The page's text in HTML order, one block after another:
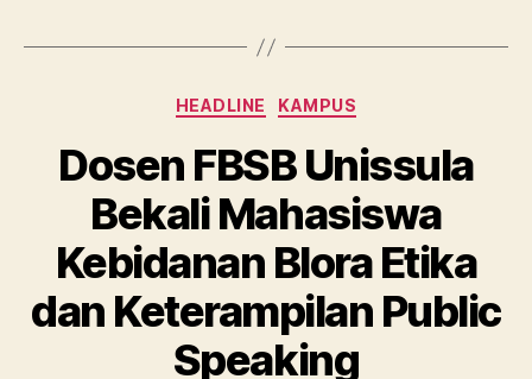
Categories
HEADLINE KAMPUS
Dosen FBSB Unissula
Bekali Mahasiswa
Kebidanan Blora Etika
dan Keterampilan Public
Speaking